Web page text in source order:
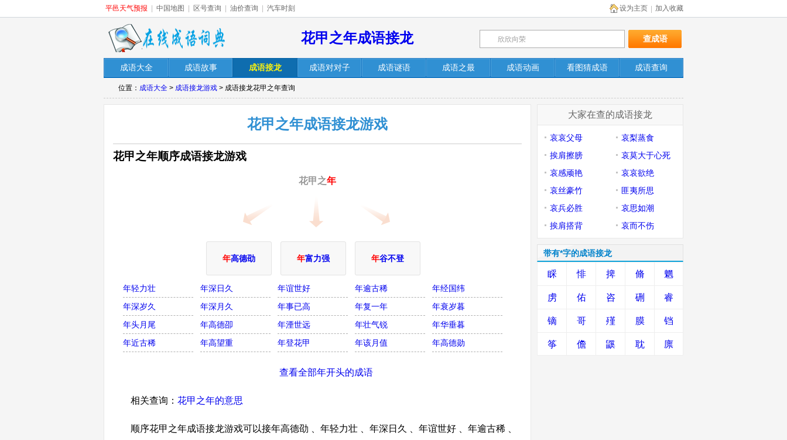
平邑天气预报 中国地图 区号查询 油价查询 汽车时刻 加入收藏
设为主页
花甲之年成语接龙
成语大全 成语故事 成语接龙 成语对对子 成语谜语 成语之最 成语动画 看图猜成语 成语查询
位置： 成语大全 > 成语接龙游戏 > 成语接龙花甲之年查询
花甲之年成语接龙游戏
花甲之年顺序成语接龙游戏
花甲之年
年高德劭 年富力强 年谷不登
年轻力壮 年深日久 年谊世好 年逾古稀
年经国纬
年深岁久
年深月久 年事已高 年复一年
年衰岁暮
年头月尾
年高德卲 年湮世远 年壮气锐
年华垂暮
年近古稀
年高望重 年登花甲 年该月值 年高德勋
查看全部年开头的成语
相关查询： 花甲之年的意思
顺序花甲之年成语接龙游戏可以接年高德劭 、年轻力壮 、年深日久 、年谊世好 、年逾古稀 、
大家在查的成语接龙
哀哀父母
哀梨蒸食
挨肩擦膀
哀莫大于心死
哀感顽艳
哀哀欲绝
哀丝豪竹
匪夷所思
哀兵必胜
哀思如潮
挨肩搭背
哀而不伤
带有*字的成语接龙
睬 悱 捭 脩 魍
虏 佑 咨 硎 睿
镝 哥 殣 膜 铛
筝 儋 鼷 耽 廪